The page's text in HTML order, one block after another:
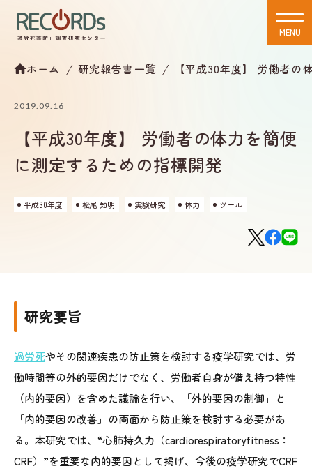
MENU
ホーム 研究報告書一覧 【平成30年度】 労働者
2019.09.16
【平成30年度】 労働者の体力を簡便
に測定するための指標開発
平成30年度 松尾 知明 実験研究 体力 ツール
研究要旨
過労死やその関連疾患の防止策を検討する疫学研究では、労
働時間等の外的要因だけでなく、労働者自身が備え持つ特性
（内的要因）を含めた議論を行い、「外的要因の制御」と
「内的要因の改善」の両面から防止策を検討する必要があ
る。本研究では、“心肺持久力（cardiorespiratoryfitness：
CRF）”を重要な内的要因として掲げ、今後の疫学研究でCRF